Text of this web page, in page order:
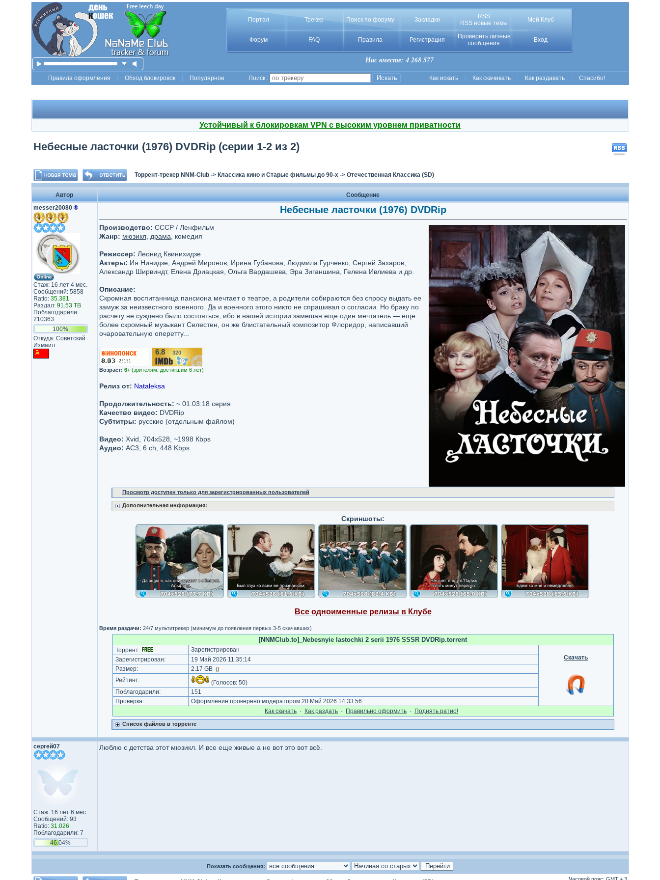
Портал Трекер Поиск по форуму Закладки
RSS
RSS новые темы
Мой Клуб
Форум FAQ Правила Регистрация
Проверить личные
сообщения
Вход
Нас вместе: 4 268 577
Правила оформления Обход блокировок Популярное Поиск : Как искать Как скачивать Как раздавать Спасибо!
Устойчивый к блокировкам VPN с высоким уровнем приватности
Небесные ласточки (1976) DVDRip (серии 1-2 из 2)
Торрент-трекер NNM-Club-> Классика кино и Старые фильмы до 90-х-> Отечественная Классика (SD)
Автор
Сообщение
messer20080 ®
Стаж: 16 лет 4 мес.
Сообщений: 5858
Ratio: 35.381
Раздал: 91.53 TB
Поблагодарили:
210363
100%
Откуда: Советский
Измаил
Небесные ласточки (1976) DVDRip
Производство: СССР / Ленфильм
Жанр: мюзикл, драма , комедия
Режиссер: Леонид Квинихидзе
Актеры: Ия Нинидзе, Андрей Миронов, Ирина Губанова, Людмила Гурченко, Сергей Захаров,
Александр Ширвиндт, Елена Дриацкая, Ольга Вардашева, Эра Зиганшина, Гелена Ивлиева и др.
Описание:
Скромная воспитанница пансиона мечтает о театре, а родители собираются без спросу выдать ее
замуж за неизвестного военного. Да и военного этого никто не спрашивал о согласии. Но браку по
расчету не суждено было состояться, ибо в нашей истории замешан еще один мечтатель — еще
более скромный музыкант Селестен, он же блистательный композитор Флоридор, написавший
очаровательную оперетту...
6.8/10 320
Возраст: 6+(зрителям, достигшим 6 лет)
Релиз от: Nataleksa
Продолжительность: ~ 01:03:18 серия
Качество видео: DVDRip
Субтитры: русские (отдельным файлом)
Видео: Xvid, 704x528, ~1998 Кbps
Аудио: AC3, 6 ch, 448 Kbps
Просмотр доступен только для зарегистрированных пользователей
Дополнительная информация:
Скриншоты:
Все одноименные релизы в Клубе
Время раздачи: 24/7 мультитрекер (минимум до появления первых 3-5 скачавших)
[NNMClub.to]_Nebesnyie lastochki 2 serii 1976 SSSR DVDRip.torrent
Торрент:
Зарегистрирован
Скачать
Зарегистрирован:
19 Май 2026 11:35:14
Размер:
2.17 GB ()
Рейтинг: (Голосов: 50)
Поблагодарили:
151
Проверка:
Оформление проверено модератором 20 Май 2026 14:33:56
Как cкачать · Как раздать · Правильно оформить · Поднять ратио!
Список файлов в торренте
сергей07
Стаж: 16 лет 6 мес.
Сообщений: 93
Ratio: 31.026
Поблагодарили: 7
46.04%
Люблю с детства этот мюзикл. И все еще живые а не вот это вот всё.
Показать сообщения: